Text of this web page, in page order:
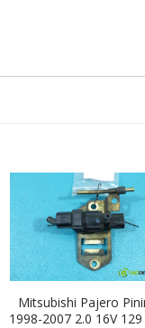
Mitsubishi Pajero
1998-2007 2.0 16V 129